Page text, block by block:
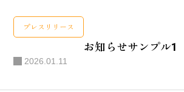
プレスリリース
お知らせサンプル1
2026.01.11